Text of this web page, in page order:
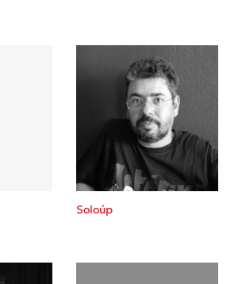
Το λεξικό της ζωής σου
Soloúp